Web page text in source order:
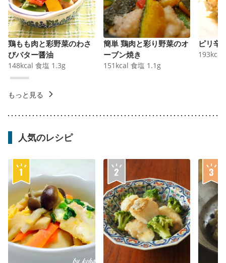
鶏もも肉と彩野菜のわさ
びバター醤油
148kcal 食塩 1.3g
簡単 鶏肉と彩り野菜のオ
ーブン焼き
151 kcal 食塩 1.1 g
ピリ辛
193kcal
もっと見る
人気のレシピ